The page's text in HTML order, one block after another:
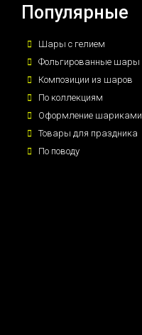
Популярные
Шары с гелием
Фольгированные шары
Композиции из шаров
По коллекциям
Оформление шариками
Товары для праздника
По поводу